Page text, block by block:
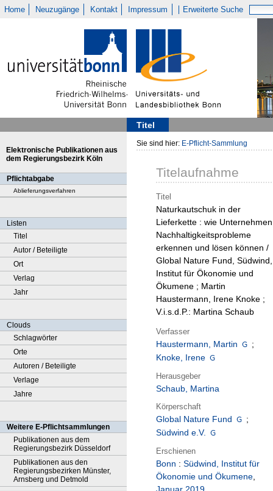
Home Neuzugänge Kontakt Impressum Erweiterte Suche
Titel
Elektronische Publikationen aus
dem Regierungsbezirk Köln
Pflichtabgabe
Ablieferungsverfahren
Listen
Titel
Autor / Beteiligte
Ort
Verlag
Jahr
Clouds
Schlagwörter
Orte
Autoren / Beteiligte
Verlage
Jahre
Weitere E-Pflichtsammlungen
Publikationen aus dem
Regierungsbezirk Düsseldorf
Publikationen aus den
Regierungsbezirken Münster,
Arnsberg und Detmold
Sie sind hier: E-Pflicht-Sammlung
Titelaufnahme
Titel
Naturkautschuk in der
Lieferkette : wie Unternehmen
Nachhaltigkeitsprobleme
erkennen und lösen können /
Global Nature Fund, Südwind,
Institut für Ökonomie und
Ökumene ; Martin
Haustermann, Irene Knoke ;
V.i.s.d.P.: Martina Schaub
Verfasser
Haustermann, Martin
;
Knoke, Irene
Herausgeber
Schaub, Martina
Körperschaft
Global Nature Fund
;
Südwind e.V.
Erschienen
Bonn : Südwind, Institut für
Ökonomie und Ökumene,